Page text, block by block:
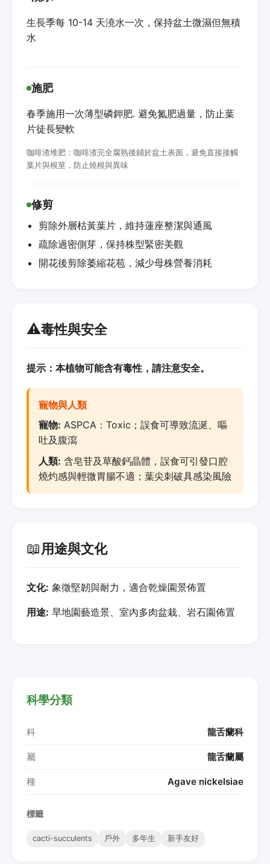
生長季每 10-14 天澆水一次，保持盆土微濕但無積
水
施肥
春季施用一次薄型磷鉀肥. 避免氮肥過量，防止葉
片徒長變軟
咖啡渣堆肥：咖啡渣完全腐熟後鋪於盆土表面，避免直接接觸
葉片與根莖，防止燒根與異味
修剪
剪除外層枯黃葉片，維持蓮座整潔與通風
疏除過密側芽，保持株型緊密美觀
開花後剪除萎縮花苞，減少母株營養消耗
⚠️毒性與安全
提示：本植物可能含有毒性，請注意安全。
寵物與人類
寵物: ASPCA：Toxic；誤食可導致流涎、嘔
吐及腹瀉
人類: 含皂苷及草酸鈣晶體，誤食可引發口腔
燒灼感與輕微胃腸不適；葉尖刺破具感染風險
📖用途與文化
文化: 象徵堅韌與耐力，適合乾燥園景佈置
用途: 旱地園藝造景、室內多肉盆栽、岩石園佈置
科學分類
科 龍舌蘭科
屬 龍舌蘭屬
種 Agave nickelsiae
標籤
cacti-succulents 戶外 多年生 新手友好